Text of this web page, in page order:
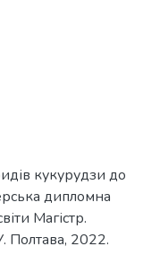
кукурудзи до
дипломна
Магістр.
Полтава, 2022.